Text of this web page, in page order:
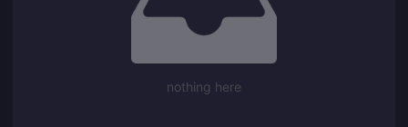
nothing here